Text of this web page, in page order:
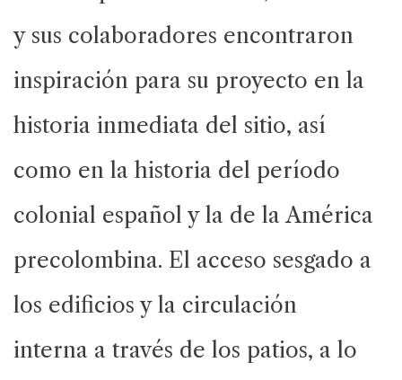
y sus colaboradores encontraron
inspiración para su proyecto en la
historia inmediata del sitio, así
como en la historia del período
colonial español y la de la América
precolombina. El acceso sesgado a
los edificios y la circulación
interna a través de los patios, a lo